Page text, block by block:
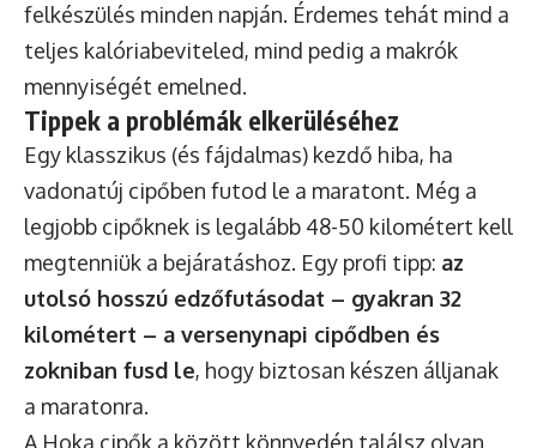
felkészülés minden napján. Érdemes tehát mind a
teljes kalóriabeviteled, mind pedig a makrók
mennyiségét emelned.
Tippek a problémák elkerüléséhez
Egy klasszikus (és fájdalmas) kezdő hiba, ha
vadonatúj cipőben futod le a maratont. Még a
legjobb cipőknek is legalább 48-50 kilométert kell
megtenniük a bejáratáshoz. Egy profi tipp: az
utolsó hosszú edzőfutásodat – gyakran 32
kilométert – a versenynapi cipődben és
zokniban fusd le, hogy biztosan készen álljanak
a maratonra.
A Hoka cipők a között könnyedén találsz olyan